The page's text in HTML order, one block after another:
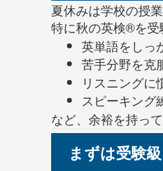
夏休みは学校の授
特に秋の英検®を受
英単語をしっ
苦手分野を克
リスニングに
スピーキング
など、余裕を持っ
まずは受験